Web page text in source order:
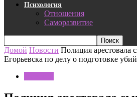
Психология
Отношения
Саморазвитие
Домой Новости Полиция
Егорьевска по делу о подготовке